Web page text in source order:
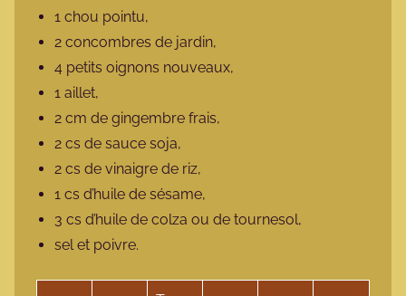
1 chou pointu,
2 concombres de jardin,
4 petits oignons nouveaux,
1 aillet,
2 cm de gingembre frais,
2 cs de sauce soja,
2 cs de vinaigre de riz,
1 cs d’huile de sésame,
3 cs d’huile de colza ou de tournesol,
sel et poivre.